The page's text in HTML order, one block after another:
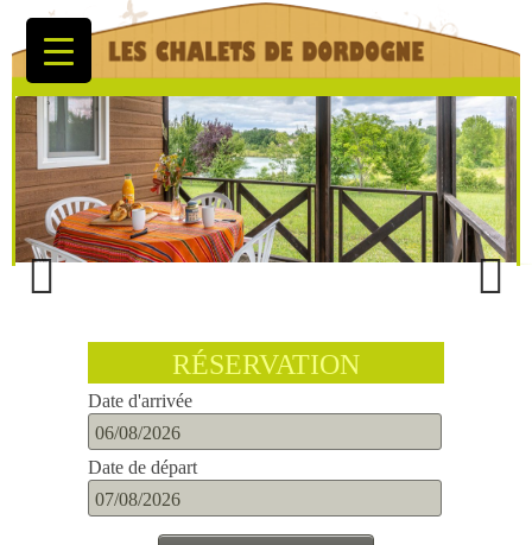
RÉSERVATION
Date d'arrivée
Date de départ